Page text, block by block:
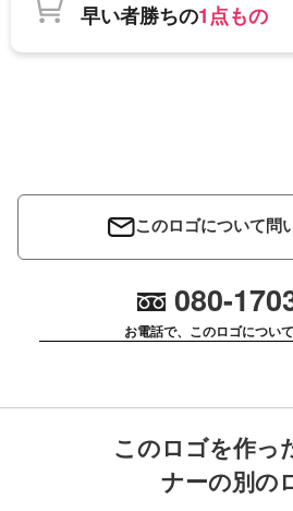
早い者勝ちの1点もの
このロゴについて問
080-
お電話で、このロゴについ
このロゴを作っ
ナーの別の